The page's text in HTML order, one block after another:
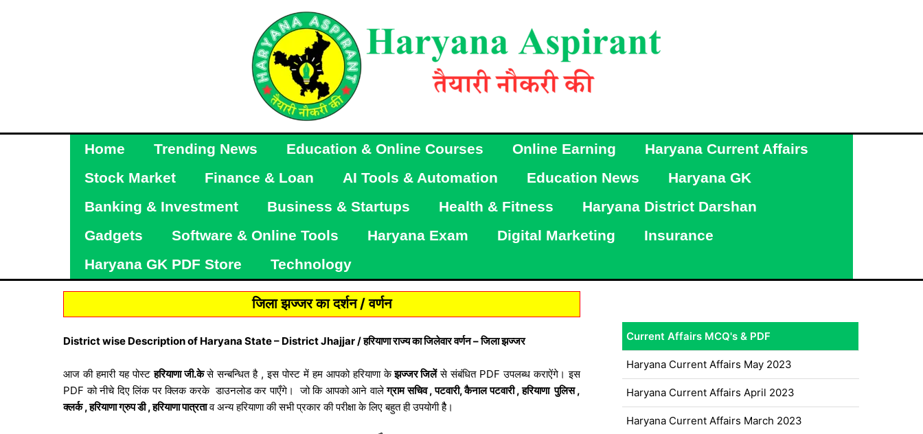
Home Trending News Education & Online Courses Online Earning
Haryana Current Affairs
Stock Market
Finance & Loan AI Tools & Automation Education News
Haryana GK
Banking & Investment
Business & Startups Health & Fitness
Haryana District Darshan
Gadgets
Software & Online Tools Haryana Exam Digital Marketing
Insurance
Haryana GK PDF Store
Technology
जिला झज्जर का दर्शन / वर्णन
District wise Description of Haryana State – District Jhajjar / हरियाणा राज्य का जिलेवार वर्णन – जिला झज्जर
आज की हमारी यह पोस्टहरियाणा जी.केसे सन्बन्धित है , इस पोस्ट में हम आपको हरियाणा केझज्जर जिलेंसे संबंधित PDF उपलब्ध कराऐंगे। इस
PDF को नीचे दिए लिंक पर क्लिक करके डाउनलोड कर पाएँगे। जो कि आपको आने वालेग्राम सचिव , पटवारी, कैनाल पटवारी , हरियाणा पुलिस ,
क्लर्क , हरियाणा ग्रुप डी , हरियाणा पात्रताव अन्य हरियाणा की सभी प्रकार की परीक्षा के लिए बहुत ही उपयोगी हैै।
Current Affairs MCQ's & PDF
Haryana Current Affairs May 2023
Haryana Current Affairs April 2023
Haryana Current Affairs March 2023